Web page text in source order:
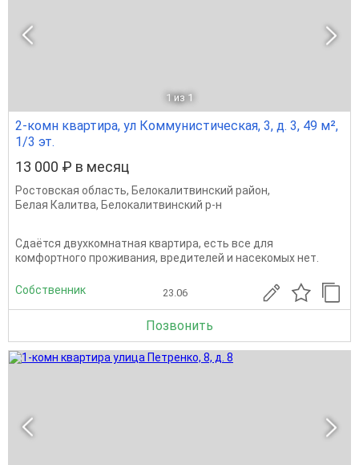
1 из 1
2-комн квартира, ул Коммунистическая, 3, д. 3, 49 м²,
1/3 эт.
13 000 ₽ в месяц
Ростовская область, Белокалитвинский район,
Белая Калитва, Белокалитвинский р-н
Сдаётся двухкомнатная квартира, есть все для
комфортного проживания, вредителей и насекомых нет.
Собственник 23.06
Позвонить